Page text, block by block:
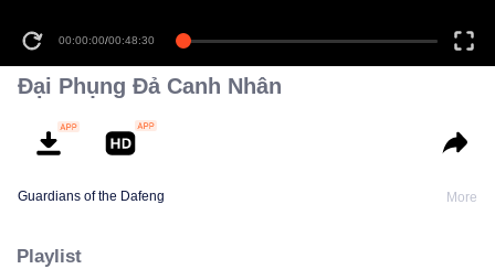
00:00:00/00:48:30
Đại Phụng Đả Canh Nhân
Guardians of the Dafeng More
Playlist